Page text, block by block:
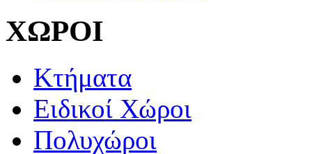
ΧΩΡΟΙ
Κτήματα
Ειδικοί Χώροι
Πολυχώροι